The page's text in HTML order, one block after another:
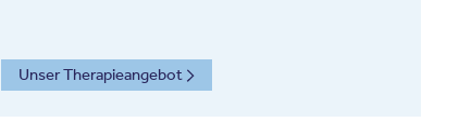
Unser Therapieangebot